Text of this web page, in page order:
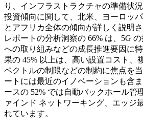
り、インフラストラクチャの準備状
投資傾向に関して、北米、ヨーロッ
とアフリカ全体の傾向が詳しく説明
レポートの分析洞察の 66% は、5G
への取り組みなどの成長推進要因に
果の 45% 以上は、高い設置コスト、
ペクトルの制限などの制約に焦点を
ートには最近のイノベーションも含
ースの 52% では自動バックホール管
ァインド ネットワーキング、エッジ
れています。